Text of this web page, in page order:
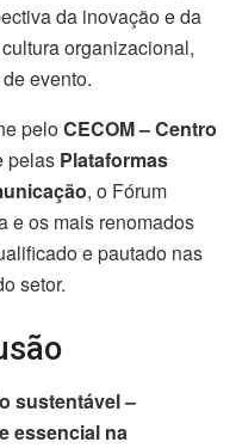
da inovação e da
organizacional,
evento.
peloCECOM– Centro
pelas Plataformas
, o Fórum
e os mais renomados
e pautado nas
setor.
sustentável –
essencial na